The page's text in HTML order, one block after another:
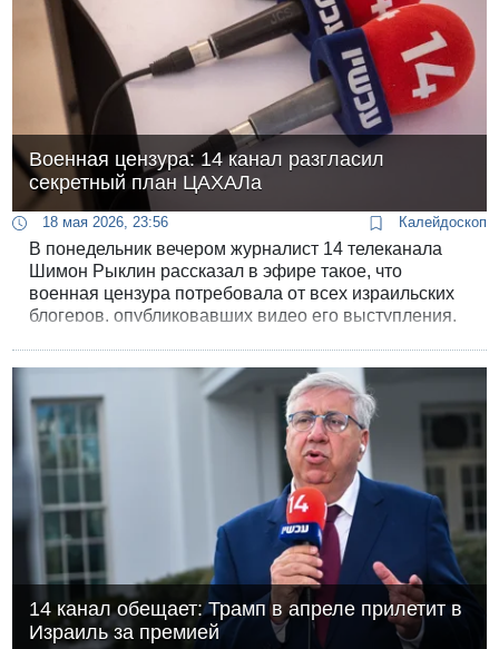
Военная цензура: 14 канал разгласил
секретный план ЦАХАЛа
18 мая 2026, 23:56 Калейдоскоп
В понедельник вечером журналист 14 телеканала
Шимон Рыклин рассказал в эфире такое, что
военная цензура потребовала от всех израильских
блогеров, опубликовавших видео его выступления,
14 канал обещает: Трамп в апреле прилетит в
Израиль за премией